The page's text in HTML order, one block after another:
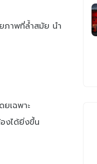
ภาพที่ล้ำสมัย นำ
เฉพาะ
งได้ยิ่งขึ้น